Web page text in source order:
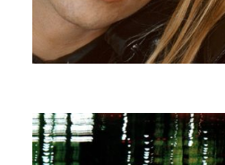
EDOUARD BIELLE